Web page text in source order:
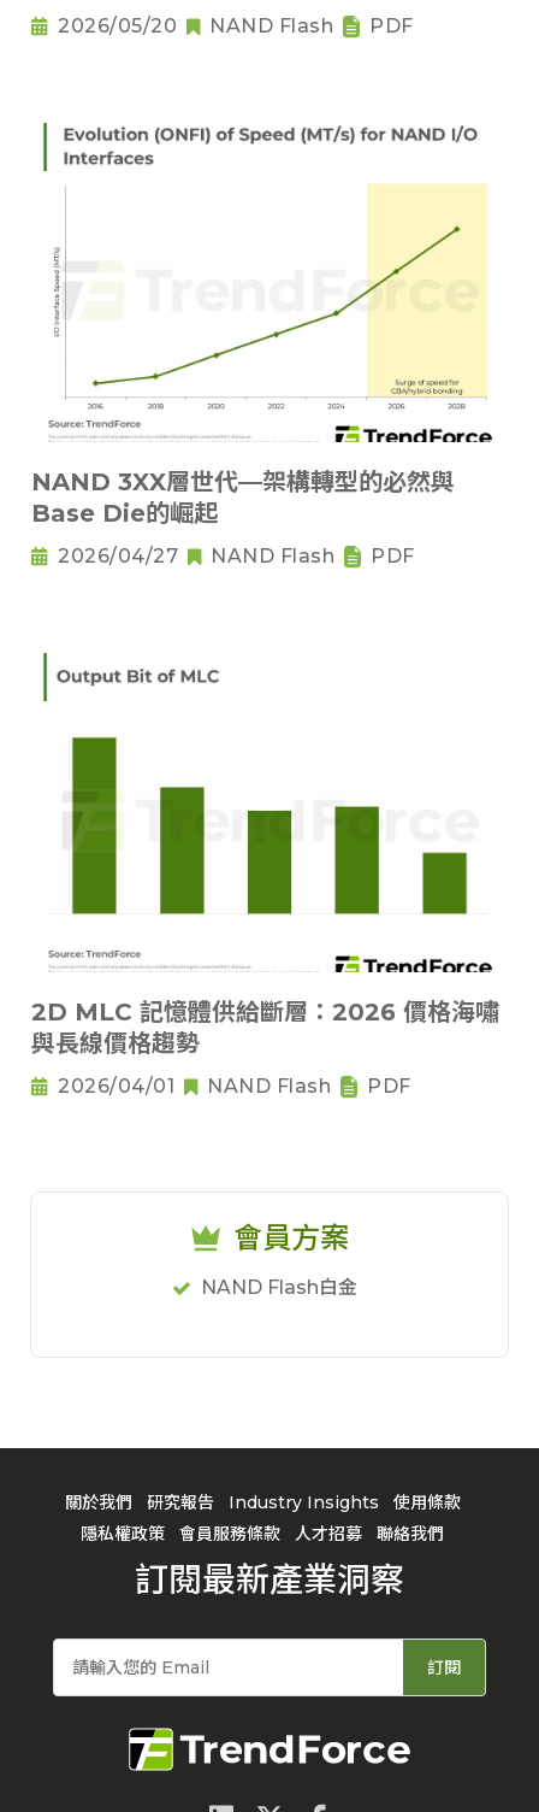
2026/05/20 NAND Flash PDF
NAND 3XX層世代—架構轉型的必然與
Base Die的崛起
2026/04/27 NAND Flash PDF
2D MLC 記憶體供給斷層：2026 價格海嘯
與長線價格趨勢
2026/04/01 NAND Flash PDF
會員方案
NAND Flash白金
關於我們 研究報告 Industry Insights
使用條款
隱私權政策
會員服務條款 人才招募 聯絡我們
訂閱最新產業洞察
訂閱